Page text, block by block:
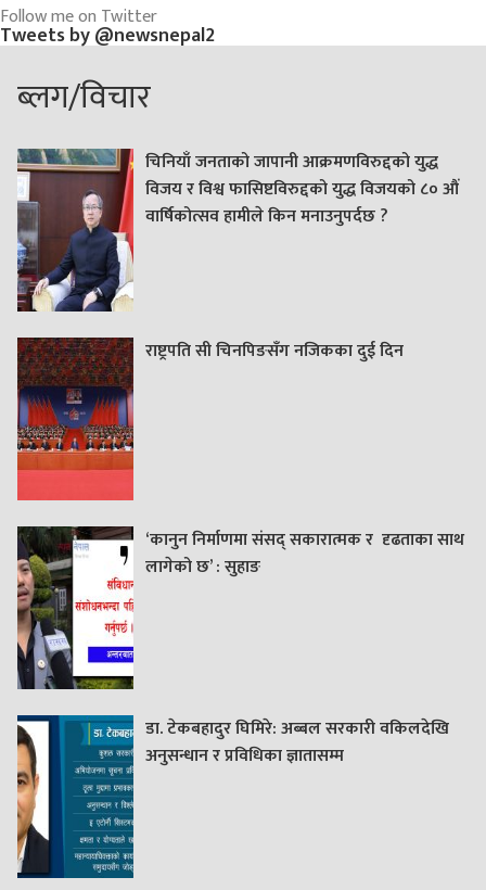
Follow me on Twitter
Tweets by @newsnepal2
ब्लग/विचार
चिनियाँ जनताको जापानी आक्रमणविरुद्दको युद्ध
विजय र विश्व फासिष्टविरुद्दको युद्ध विजयको ८० औं
वार्षिकोत्सव हामीले किन मनाउनुपर्दछ ?
राष्ट्रपति सी चिनपिङसँग नजिकका दुई दिन
‘कानुन निर्माणमा संसद् सकारात्मक र दृढताका साथ
लागेको छ’ : सुहाङ
डा. टेकबहादुर घिमिरे: अब्बल सरकारी वकिलदेखि
अनुसन्धान र प्रविधिका ज्ञातासम्म